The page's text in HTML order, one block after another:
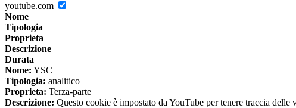
youtube.com
Nome
Tipologia
Proprieta
Descrizione
Durata
Nome: YSC
Tipologia: analitico
Proprieta: Terza-parte
Descrizione: Questo cookie è impostato da YouTube per tenere traccia